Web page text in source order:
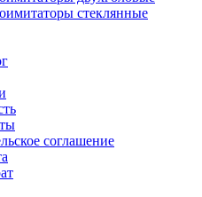
стеклянные
соглашение